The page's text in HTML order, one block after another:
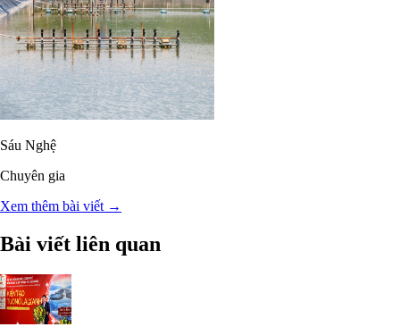
Sáu Nghệ
Chuyên gia
Xem thêm bài viết →
Bài viết liên quan